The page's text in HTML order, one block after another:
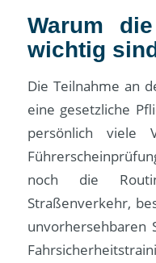
Warum
wichtig sind
Die Teilnahme an
eine gesetzliche
persönlich viele
noch die
Straßenverkehr,
unvorhersehbaren